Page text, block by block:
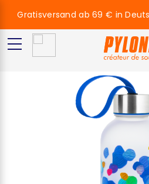
Gratisversand ab 69 € in